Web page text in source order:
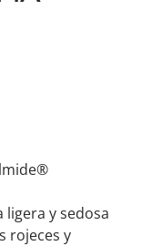
y sedosa
rojeces y